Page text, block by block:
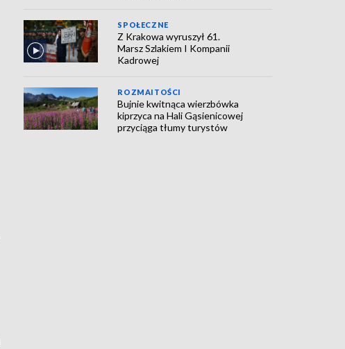
SPOŁECZNE
Z Krakowa wyruszył 61.
Marsz Szlakiem I Kompanii
Kadrowej
ROZMAITOŚCI
Bujnie kwitnąca wierzbówka
kiprzyca na Hali Gąsienicowej
przyciąga tłumy turystów